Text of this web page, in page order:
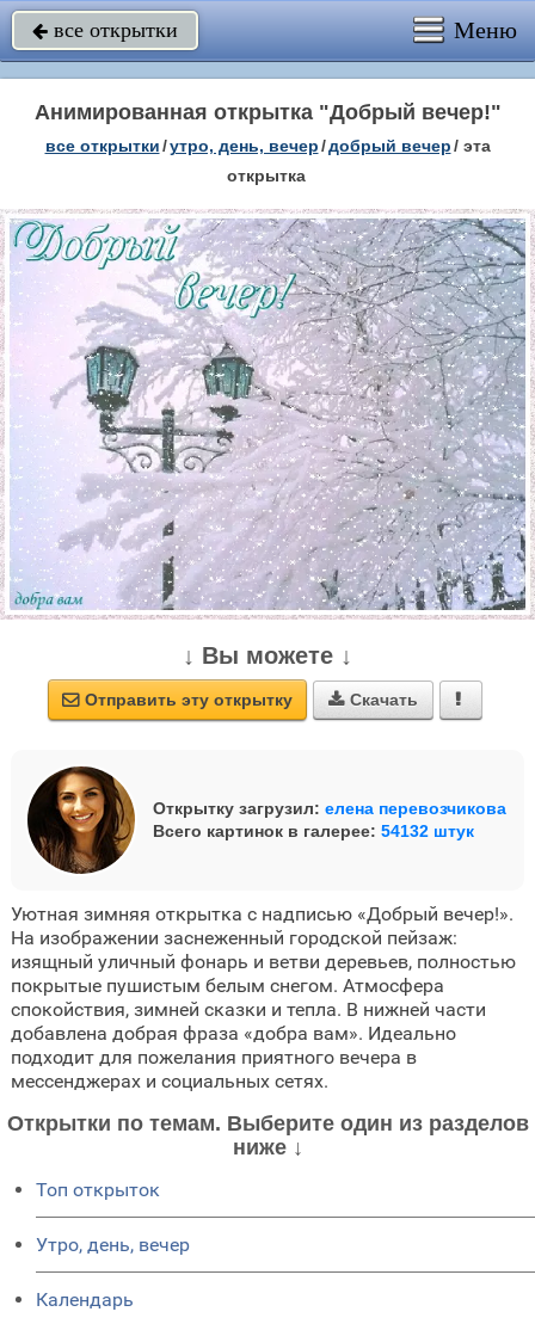
 все открытки Меню
Анимированная открытка "Добрый вечер!"
все открытки/утро, день, вечер/добрый вечер/ эта
открытка
↓ Вы можете ↓
 Отправить эту открытку  Скачать 
Открытку загрузил: елена перевозчикова
Всего картинок в галерее: 54132 штук
Уютная зимняя открытка с надписью «Добрый вечер!».
На изображении заснеженный городской пейзаж:
изящный уличный фонарь и ветви деревьев, полностью
покрытые пушистым белым снегом. Атмосфера
спокойствия, зимней сказки и тепла. В нижней части
добавлена добрая фраза «добра вам». Идеально
подходит для пожелания приятного вечера в
мессенджерах и социальных сетях.
Открытки по темам. Выберите один из разделов
ниже ↓
Топ открыток
Утро, день, вечер
Календарь